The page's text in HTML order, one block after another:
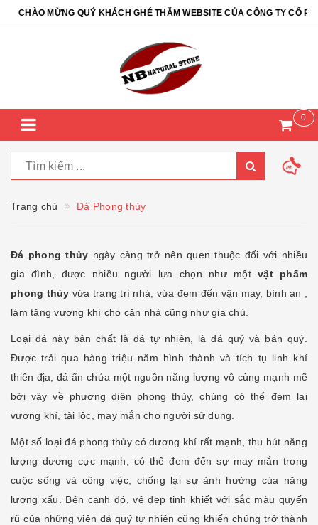
MỪNG QUÝ KHÁCH GHÉ THĂM WEBSITE CỦA CÔNG TY CỔ PHẦN
0
Trang chủ Đá Phong thủy
Đá phong thủy ngày càng trở nên quen thuộc đối với nhiều
gia đình, được nhiều người lựa chọn như một vật phẩm
phong thủy vừa trang trí nhà, vừa đem đến vận may, bình an ,
làm tăng vượng khí cho căn nhà cũng như gia chủ.
Loại đá này bản chất là đá tự nhiên, là đá quý và bán quý.
Được trải qua hàng triệu năm hình thành và tích tụ linh khí
thiên địa, đá ẩn chứa một nguồn năng lượng vô cùng mạnh mẽ
bởi vậy về phương diện phong thủy, chúng có thể đem lại
vượng khí, tài lộc, may mắn cho người sử dụng.
Một số loại đá phong thủy có dương khí rất mạnh, thu hút năng
lượng dương cực mạnh, có thể đem đến sự may mắn trong
cuộc sống và công việc, chống lại sự ảnh hưởng của năng
lượng xấu. Bên cạnh đó, vẻ đẹp tinh khiết với sắc màu quyến
rũ của những viên đá quý tự nhiên cũng khiến chúng trở thành